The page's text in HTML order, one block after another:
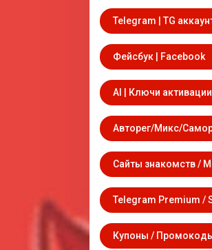
Telegram | TG
Фейсбук | Facebook
AI | Ключи
Авторег/Микс/
Сайты знакомств /
Telegram Premium /
Купоны /